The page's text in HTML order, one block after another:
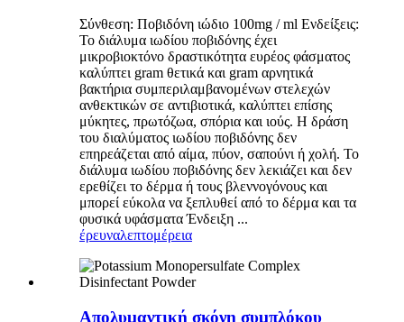
Σύνθεση: Ποβιδόνη ιώδιο 100mg / ml Ενδείξεις:
Το διάλυμα ιωδίου ποβιδόνης έχει
μικροβιοκτόνο δραστικότητα ευρέος φάσματος
καλύπτει gram θετικά και gram αρνητικά
βακτήρια συμπεριλαμβανομένων στελεχών
ανθεκτικών σε αντιβιοτικά, καλύπτει επίσης
μύκητες, πρωτόζωα, σπόρια και ιούς. Η δράση
του διαλύματος ιωδίου ποβιδόνης δεν
επηρεάζεται από αίμα, πύον, σαπούνι ή χολή. Το
διάλυμα ιωδίου ποβιδόνης δεν λεκιάζει και δεν
ερεθίζει το δέρμα ή τους βλεννογόνους και
μπορεί εύκολα να ξεπλυθεί από το δέρμα και τα
φυσικά υφάσματα Ένδειξη ...
έρευναλεπτομέρεια
Απολυμαντική σκόνη συμπλόκου